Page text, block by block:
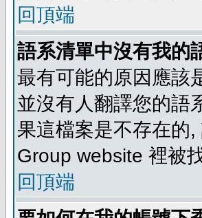
回頂端
語系清單中沒有我的
最有可能的原因應該
並沒有人翻譯您的語
果這檔案是不存在的
Group website 裡被
回頂端